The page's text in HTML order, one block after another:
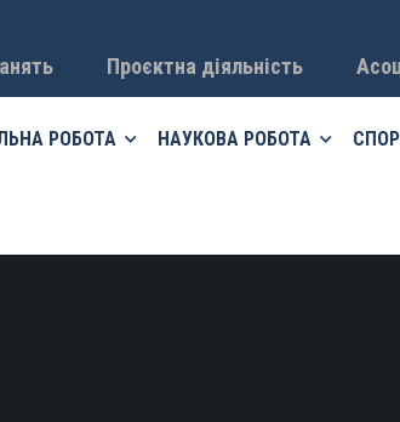
Проєктна діяльність
РОБОТА НАУКОВА РОБОТА